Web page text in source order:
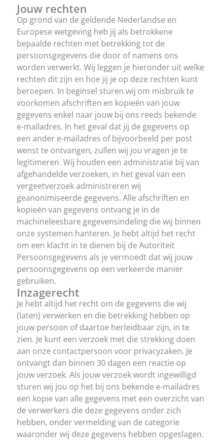
Jouw rechten
Op grond van de geldende Nederlandse en
Europese wetgeving heb jij als betrokkene
bepaalde rechten met betrekking tot de
persoonsgegevens die door of namens ons
worden verwerkt. Wij leggen je hieronder uit welke
rechten dit zijn en hoe jij je op deze rechten kunt
beroepen. In beginsel sturen wij om misbruik te
voorkomen afschriften en kopieën van jouw
gegevens enkel naar jouw bij ons reeds bekende
e-mailadres. In het geval dat jij de gegevens op
een ander e-mailadres of bijvoorbeeld per post
wenst te ontvangen, zullen wij jou vragen je te
legitimeren. Wij houden een administratie bij van
afgehandelde verzoeken, in het geval van een
vergeetverzoek administreren wij
geanonimiseerde gegevens. Alle afschriften en
kopieën van gegevens ontvang je in de
machineleesbare gegevensindeling die wij binnen
onze systemen hanteren. Je hebt altijd het recht
om een klacht in te dienen bij de Autoriteit
Persoonsgegevens als je vermoedt dat wij jouw
persoonsgegevens op een verkeerde manier
gebruiken.
Inzagerecht
Je hebt altijd het recht om de gegevens die wij
(laten) verwerken en die betrekking hebben op
jouw persoon of daartoe herleidbaar zijn, in te
zien. Je kunt een verzoek met die strekking doen
aan onze contactpersoon voor privacyzaken. Je
ontvangt dan binnen 30 dagen een reactie op
jouw verzoek. Als jouw verzoek wordt ingewilligd
sturen wij jou op het bij ons bekende e-mailadres
een kopie van alle gegevens met een overzicht van
de verwerkers die deze gegevens onder zich
hebben, onder vermelding van de categorie
waaronder wij deze gegevens hebben opgeslagen.